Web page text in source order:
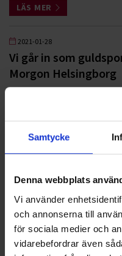
Samtycke
Denna webbplats
Vi använder
och annonserna till
för sociala medier och
vidarebefordrar även
LÄS MER
2021-01-28
Vi går in som
Morgon Helsingborg
2020-09-01
Ohlssons sponsrar
LÄS MER
2020-04-14
SPP blir vår nya,